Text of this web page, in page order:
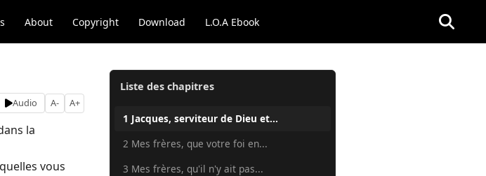
About Copyright Download L.O.A Ebook
Audio A- A+
la
vous
Liste des chapitres
1 Jacques, serviteur de Dieu et...
2 Mes frères, que votre foi en...
3 Mes frères, qu'il n'y ait pas...